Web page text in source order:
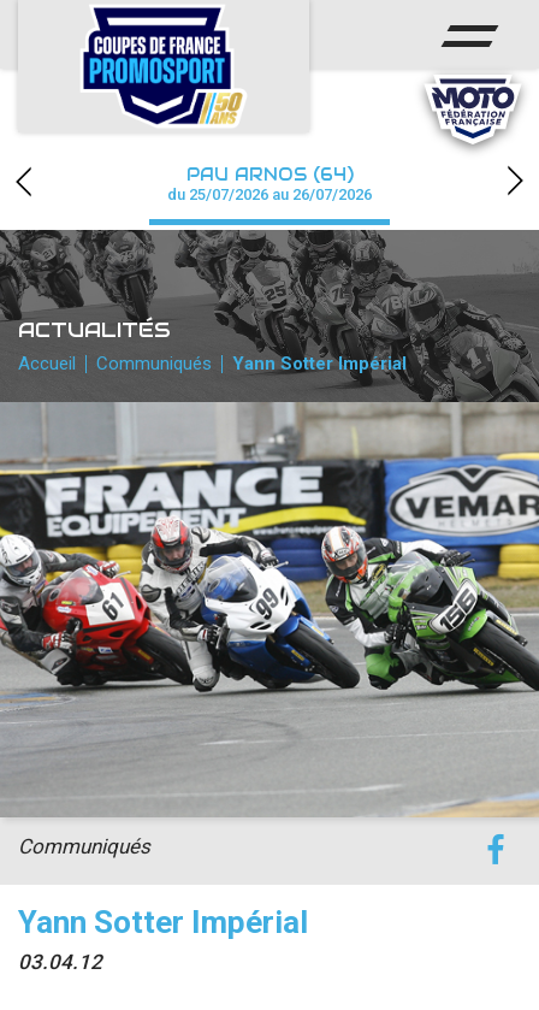
ACCUEIL
ACTUS
CALENDRIER
CHAMPIONNAT
RÉSULTATS
PHOTOS / WEB TV
PARTENAIRES
accéder à la billetterie
PAU ARNOS (64)
du 25/07/2026 au 26/07/2026
ACTUALITÉS
Accueil Communiqués Yann Sotter Impérial
Yann Sotter Impérial
03.04.12
Communiqués